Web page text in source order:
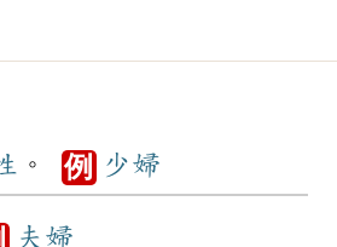
。 例 少婦
夫婦